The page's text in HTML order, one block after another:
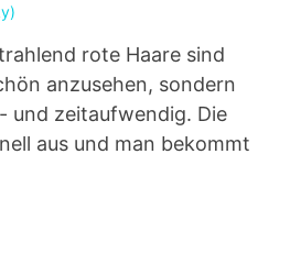
rote Haare sind
anzusehen, sondern
und zeitaufwendig. Die
aus und man bekommt